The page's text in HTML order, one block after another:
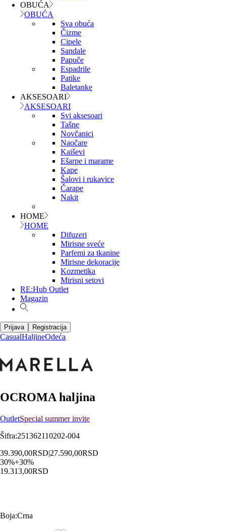
OBUĆA
OBUĆA
Sva obuća
Čizme
Cipele
Sandale
Papuče
Espadrile
Patike
Baletanke
AKSESOARI
AKSESOARI
Svi aksesoari
Tašne
Novčanici
Naočare
Kaiševi
Ešarpe i marame
Kape
Šalovi i rukavice
Čarape
Nakit
HOME
HOME
Difuzeri
Mirisne sveće
Parfemi za tkanine
Mirisne dekoracije
Kozmetika
Mirisni setovi
RE:Hub Outlet
Magazin
Prijava Registracija
CasualHaljineOdeća
OCROMA haljina
OutletSpecial summer invite
Šifra:251362110202-004
39.390,00RSD|27.590,00RSD
30%+30%
19.313,00RSD
Boja:Crna